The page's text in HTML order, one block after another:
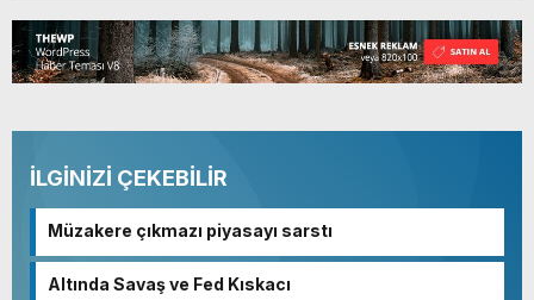
İLGİNİZİ ÇEKEBİLİR
Müzakere çıkmazı piyasayı sarstı
Altında Savaş ve Fed Kıskacı